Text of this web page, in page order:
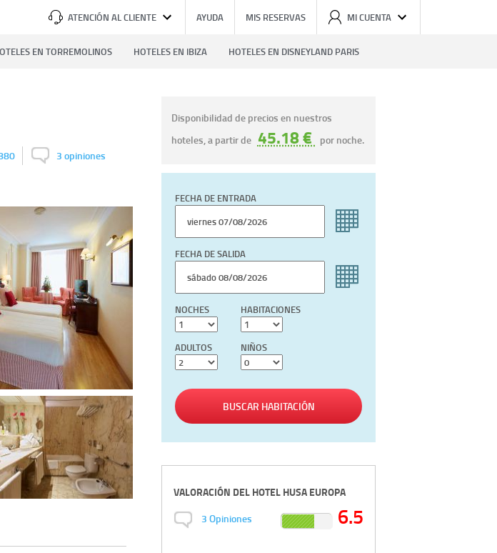
ATENCIÓN AL CLIENTE AYUDA MIS RESERVAS MI CUENTA
EN TORREMOLINOS HOTELES EN IBIZA HOTELES EN DISNEYLAND PARIS
3 opiniones
Disponibilidad de precios en nuestros
hoteles, a partir de 45.18 € por noche.
FECHA DE ENTRADA
FECHA DE SALIDA
NOCHES HABITACIONES
ADULTOS NIÑOS
BUSCAR HABITACIÓN
VALORACIÓN DELHOTEL HUSA EUROPA
3Opiniones 6.5